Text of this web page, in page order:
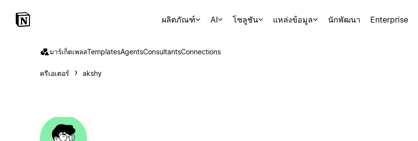
ผลิตภัณฑ์ AI โซลูชัน แหล่งข้อมูล นักพัฒนา Enterprise
มาร์เก็ตเพลสTemplatesAgentsConsultantsConnections
ครีเอเตอร์ akshy